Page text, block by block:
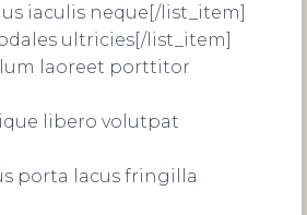
iaculis neque[/list_item]
ultricies[/list_item]
laoreet porttitor
libero volutpat
porta lacus fringilla